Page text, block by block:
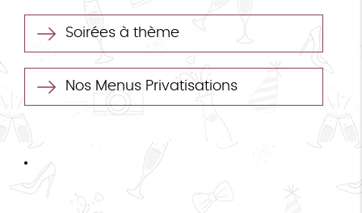
Soirées à thème
Nos Menus Privatisations